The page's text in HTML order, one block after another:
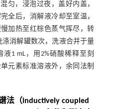
匀，浸泡过夜，盖好内盖，
全后，消解液冷却至室温，
加热至红棕色蒸气挥尽，转
涤消解罐数次，洗液合并于量
1 mL，用2%硝酸稀释至刻
元素标准溶液外，余同法制
法（inductively coupled